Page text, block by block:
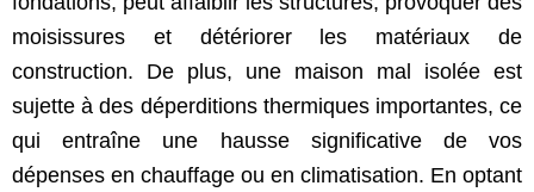
moisissures et détériorer les matériaux de
construction. De plus, une maison mal isolée est
sujette à des déperditions thermiques importantes, ce
qui entraîne une hausse significative de vos
dépenses en chauffage ou en climatisation. En optant